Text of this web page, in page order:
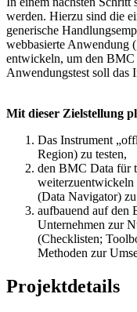
werden. Hierzu sind die
generische
webbasierte Anwendung
entwickeln, um den BMC
Anwendungstest soll das
Mit dieser Zielstellung
Das Instrument
Region) zu testen,
den BMC Data für
weiterzuentwickeln
(Data Navigator)
aufbauend auf den
Unternehmen zur
(Checklisten;
Methoden zur
Projektdetails